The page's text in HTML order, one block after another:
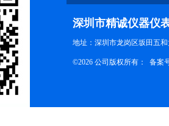
深圳市精诚仪器仪
地址：深圳市龙岗区坂田五
©2026 公司版权所有： 备案